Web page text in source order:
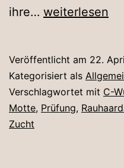
ihre… Clothilde
weiterlesen
Veröffentlicht am 22.
Kategorisiert als
Verschlagwortet mit C-
Motte, Prüfung,
Zucht